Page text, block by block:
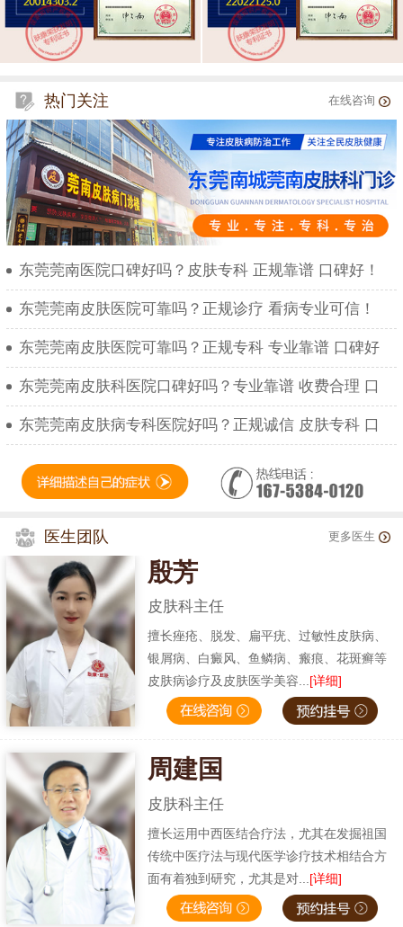
热门关注 在线咨询
东莞莞南医院口碑好吗？皮肤专科 正规靠谱 口碑好！
东莞莞南皮肤医院可靠吗？正规诊疗 看病专业可信！
东莞莞南皮肤医院可靠吗？正规专科 专业靠谱 口碑好
东莞莞南皮肤科医院口碑好吗？专业靠谱 收费合理 口
东莞莞南皮肤病专科医院好吗？正规诚信 皮肤专科 口
医生团队 更多医生
殷芳
皮肤科主任
擅长痤疮、脱发、扁平疣、过敏性皮肤病、
银屑病、白癜风、鱼鳞病、瘢痕、花斑癣等
皮肤病诊疗及皮肤医学美容... [详细]
周建国
皮肤科主任
擅长运用中西医结合疗法，尤其在发掘祖国
传统中医疗法与现代医学诊疗技术相结合方
面有着独到研究，尤其是对... [详细]